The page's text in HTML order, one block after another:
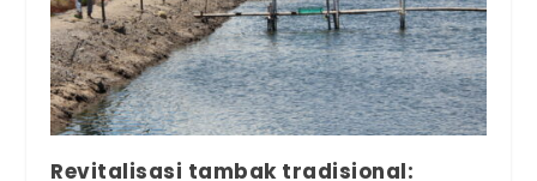
Revitalisasi tambak tradisional: